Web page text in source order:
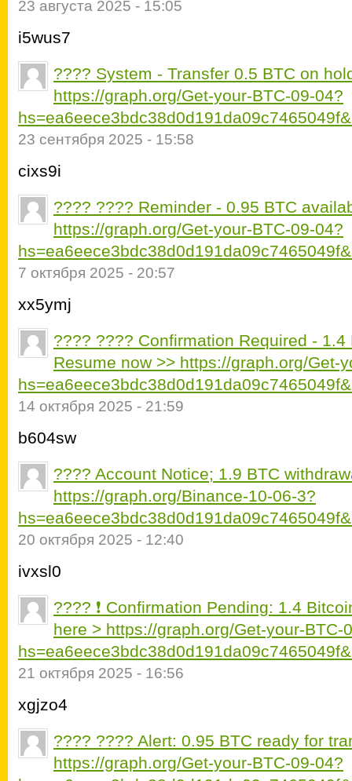
23 августа 2025 - 15:05
i5wus7
???? System - Transfer 0.5 BTC on
https://graph.org/Get-your-BTC-09-04?
23 сентября 2025 - 15:58
cixs9i
???? ???? Reminder - 0.95 BTC
https://graph.org/Get-your-BTC-09-04?
7 октября 2025 - 20:57
xx5ymj
???? ???? Confirmation Required -
Resume now >> https://graph.org/Get-
14 октября 2025 - 21:59
b604sw
???? Account Notice; 1.9 BTC
https://graph.org/Binance-10-06-3?
20 октября 2025 - 12:40
ivxsl0
???? ❗ Confirmation Pending: 1.4
here > https://graph.org/Get-your-BTC-
21 октября 2025 - 16:56
xgjzo4
???? ???? Alert: 0.95 BTC ready for
https://graph.org/Get-your-BTC-09-04?